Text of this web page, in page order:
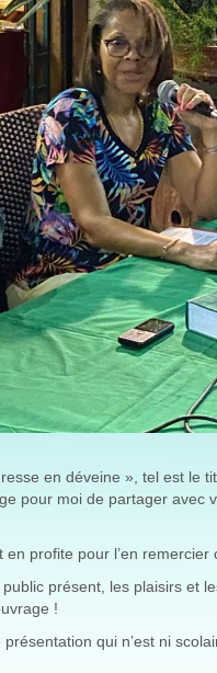
en déveine », tel est le
pour moi de partager avec
en profite pour l’en
présent, les plaisirs et
!
qui n’est ni